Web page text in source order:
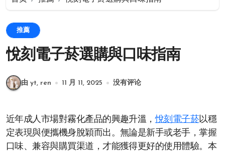
推薦
悅刻電子菸選購與口味指南
由 yt, ren 11 月 11, 2025 没有评论
近年成人市場對霧化產品的興趣升溫，悅刻電子菸以穩
定表現與便攜機身脫穎而出。無論是新手或老手，掌握
口味、兼容與購買渠道，才能獲得更好的使用體驗。本